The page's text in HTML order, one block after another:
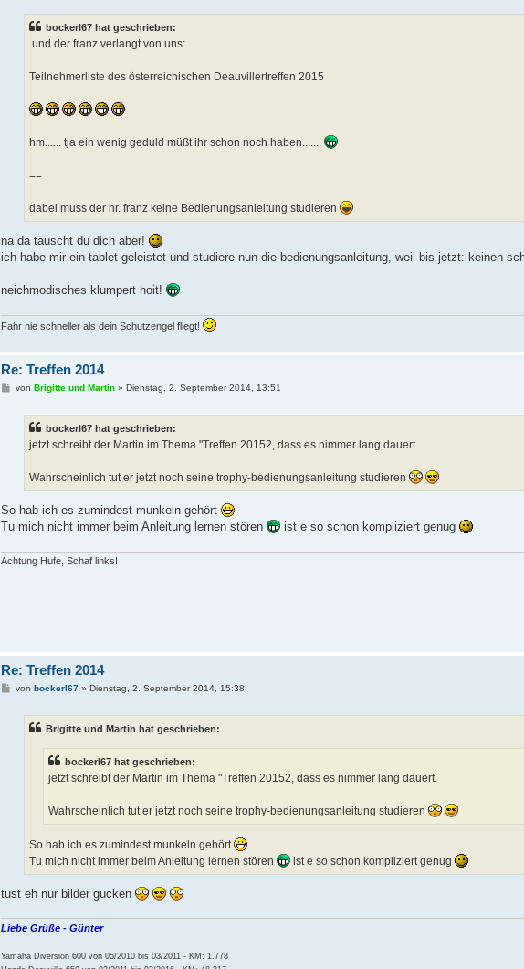
bockerl67 hat geschrieben:
.und der franz verlangt von uns:
Teilnehmerliste des österreichischen Deauvillertreffen 2015
hm...... tja ein wenig geduld müßt ihr schon noch haben.......
==
dabei muss der hr. franz keine Bedienungsanleitung studieren
na da täuscht du dich aber!
ich habe mir ein tablet geleistet und studiere nun die bedienungsanleitung, weil bis jetzt: keinen
neichmodisches klumpert hoit!
Fahr nie schneller als dein Schutzengel fliegt!
Re: Treffen 2014
Bvon Brigitte und Martin» Dienstag, 2. September 2014, 13:51
bockerl67 hat geschrieben:
jetzt schreibt der Martin im Thema "Treffen 20152, dass es nimmer lang dauert.
Wahrscheinlich tut er jetzt noch seine trophy-bedienungsanleitung studieren
So hab ich es zumindest munkeln gehört
Tu mich nicht immer beim Anleitung lernen stören
ist e so schon kompliziert genug
Achtung Hufe, Schaf links!
Re: Treffen 2014
Bvon bockerl67» Dienstag, 2. September 2014, 15:38
Brigitte und Martin hat geschrieben:
bockerl67 hat geschrieben:
jetzt schreibt der Martin im Thema "Treffen 20152, dass es nimmer lang dauert.
Wahrscheinlich tut er jetzt noch seine trophy-bedienungsanleitung studieren
So hab ich es zumindest munkeln gehört
Tu mich nicht immer beim Anleitung lernen stören
ist e so schon kompliziert genug
tust eh nur bilder gucken
Liebe Grüße - Günter
Yamaha Diversion 600 von 05/2010 bis 03/2011 - KM: 1.778